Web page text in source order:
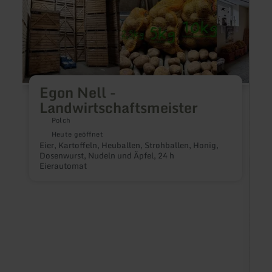
Egon Nell -
Landwirtschaftsmeister
Polch
Heute geöffnet
Eier, Kartoffeln, Heuballen, Strohballen, Honig,
Dosenwurst, Nudeln und Äpfel, 24 h
Eierautomat